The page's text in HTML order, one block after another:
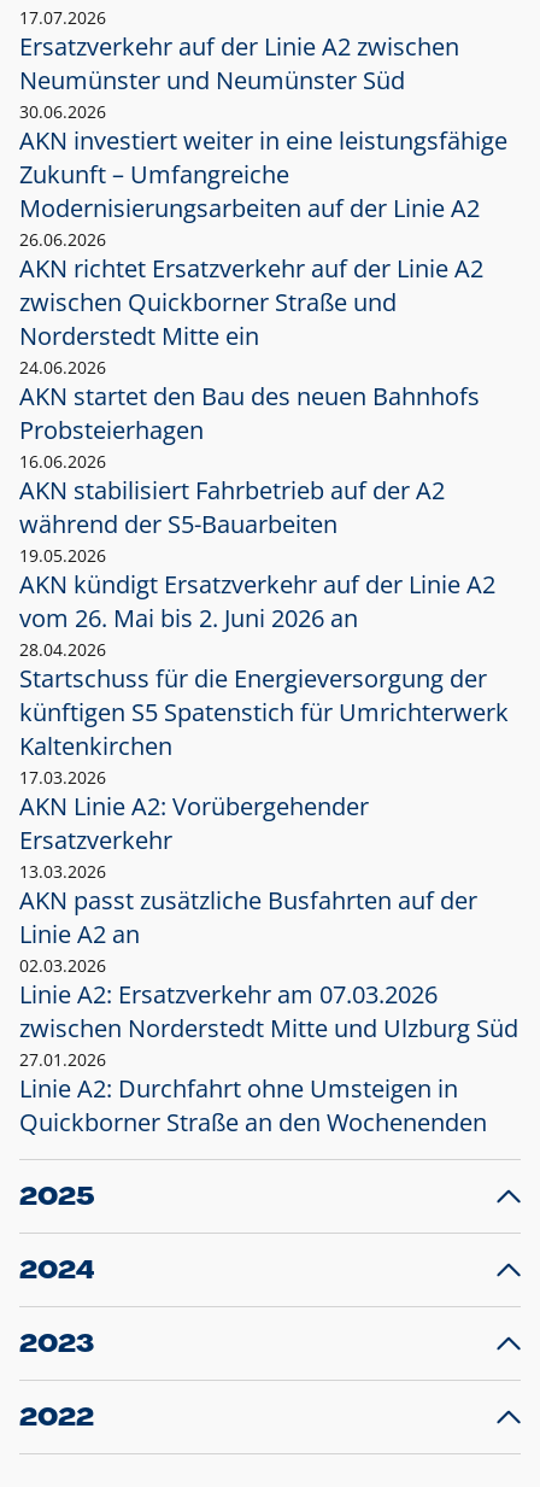
17.07.2026
Ersatzverkehr auf der Linie A2 zwischen
Neumünster und Neumünster Süd
30.06.2026
AKN investiert weiter in eine leistungsfähige
Zukunft – Umfangreiche
Modernisierungsarbeiten auf der Linie A2
26.06.2026
AKN richtet Ersatzverkehr auf der Linie A2
zwischen Quickborner Straße und
Norderstedt Mitte ein
24.06.2026
AKN startet den Bau des neuen Bahnhofs
Probsteierhagen
16.06.2026
AKN stabilisiert Fahrbetrieb auf der A2
während der S5-Bauarbeiten
19.05.2026
AKN kündigt Ersatzverkehr auf der Linie A2
vom 26. Mai bis 2. Juni 2026 an
28.04.2026
Startschuss für die Energieversorgung der
künftigen S5 Spatenstich für Umrichterwerk
Kaltenkirchen
17.03.2026
AKN Linie A2: Vorübergehender
Ersatzverkehr
13.03.2026
AKN passt zusätzliche Busfahrten auf der
Linie A2 an
02.03.2026
Linie A2: Ersatzverkehr am 07.03.2026
zwischen Norderstedt Mitte und Ulzburg Süd
27.01.2026
Linie A2: Durchfahrt ohne Umsteigen in
Quickborner Straße an den Wochenenden
2025
23.12.2025
Projekt S5: Start der Bauarbeiten am
2024
10.12.2024
Großprojekt S5: Sperrung der Bahnstraße in
2023
20.12.2023
Schleswig-Holstein verlängert den
2022
22.12.2022